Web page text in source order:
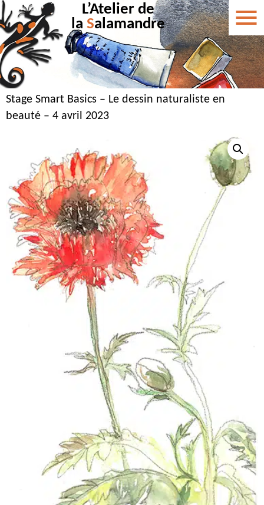
L’Atelier de
la Salamandre
Stage Smart Basics – Le dessin naturaliste en
beauté – 4 avril 2023